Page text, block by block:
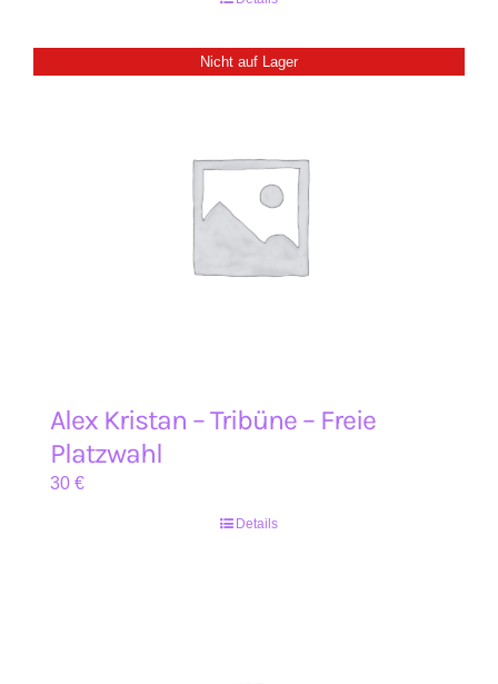
Nicht auf Lager
Alex Kristan – Tribüne – Freie
Platzwahl
30 €
Details